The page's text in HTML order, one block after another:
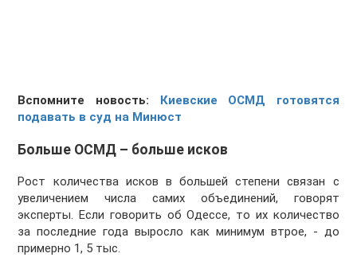
Вспомните новость: Киевские ОСМД готовятся
подавать в суд на Минюст
Больше ОСМД – больше исков
Рост количества исков в большей степени связан с
увеличением числа самих объединений, говорят
эксперты. Если говорить об Одессе, то их количество
за последние года выросло как минимум втрое, - до
примерно 1, 5 тыс.